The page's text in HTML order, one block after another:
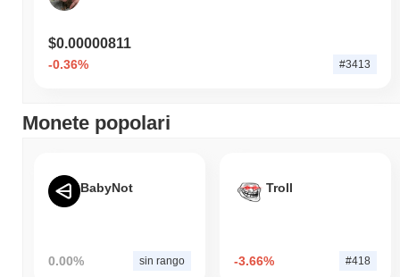
$0.00000811
-0.36% #3413
Monete popolari
BabyNot
0.00% sin rango
Troll
-3.66% #418